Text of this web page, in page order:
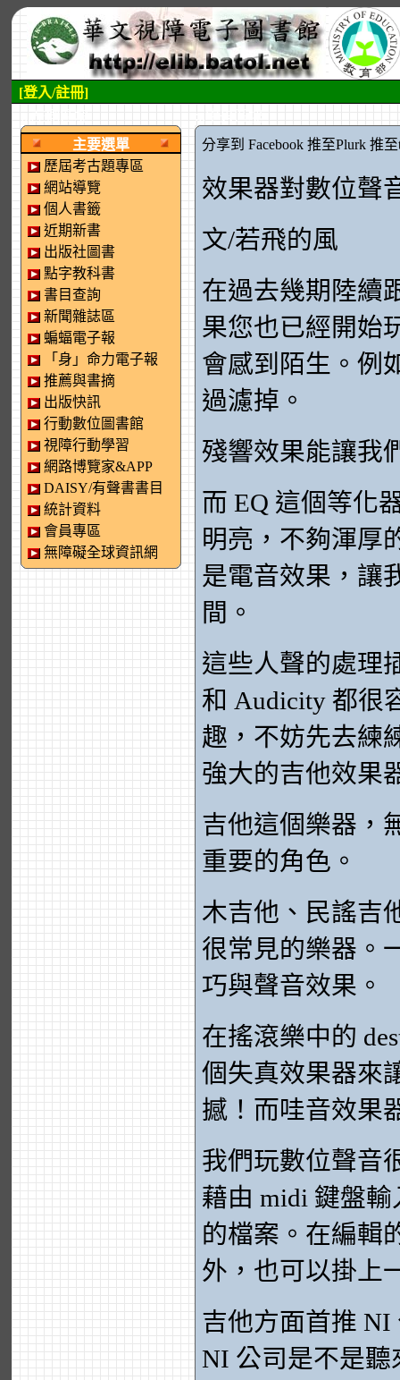
[登入/註冊]
主要選單
歷屆考古題專區
網站導覽
個人書籤
近期新書
出版社圖書
點字教科書
書目查詢
新聞雜誌區
蝙蝠電子報
「身」命力電子報
推薦與書摘
出版快訊
行動數位圖書館
視障行動學習
網路博覽家&APP
DAISY/有聲書書目
統計資料
會員專區
無障礙全球資訊網
分享到 Facebook 推至Plurk 推
效果器對數位聲
文/若飛的風
在過去幾期陸續
果您也已經開始
會感到陌生。例
過濾掉。
殘響效果能讓我
而 EQ 這個等化
明亮，不夠渾厚
是電音效果，讓
間。
這些人聲的處理
和 Audicity 都很
趣，不妨先去練
強大的吉他效果
吉他這個樂器，
重要的角色。
木吉他、民謠吉
很常見的樂器。
巧與聲音效果。
在搖滾樂中的
個失真效果器來
撼！而哇音效果
我們玩數位聲音
藉由 midi 鍵盤
的檔案。在編輯
外，也可以掛上
吉他方面首推 NI
NI 公司是不是